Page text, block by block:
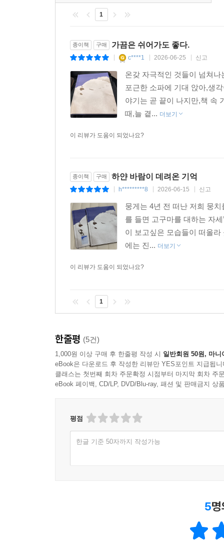
1
종이책 구매 가끔은 쉬어가도 좋다.
c****1 2026-06-25 신고
온갖 자극적인 것들이 넘쳐
포근한 소파에 기대 앉아,생
야기는 곧 끝이 나지만,책 속
때,늘 곁... 더보기
이 리뷰가 도움이 되었나요?
종이책 구매 하얀 바람이 데려온 기억
h*********8 2026-06-15 신고
뭉게는 4년 전 떠난 저희 뭉
를 들면 고구마를 대하는 자
이 보고싶은 모습들이 떠올
에는 진... 더보기
이 리뷰가 도움이 되었나요?
1
한줄평 (5건)
1,000원 이상 구매 후 한줄평 작성 시 일반회원 50원, 마니
eBook은 다운로드 후 작성한 리뷰만 YES포인트 지급됩니
클래스는 첫번째 회차 주문확정 시점부터 마지막 회차 주
eBook 페이백, CD/LP, DVD/Blu-ray, 패션 및 판매금지 상
평점
한글 기준 50자까지 작성가능
5